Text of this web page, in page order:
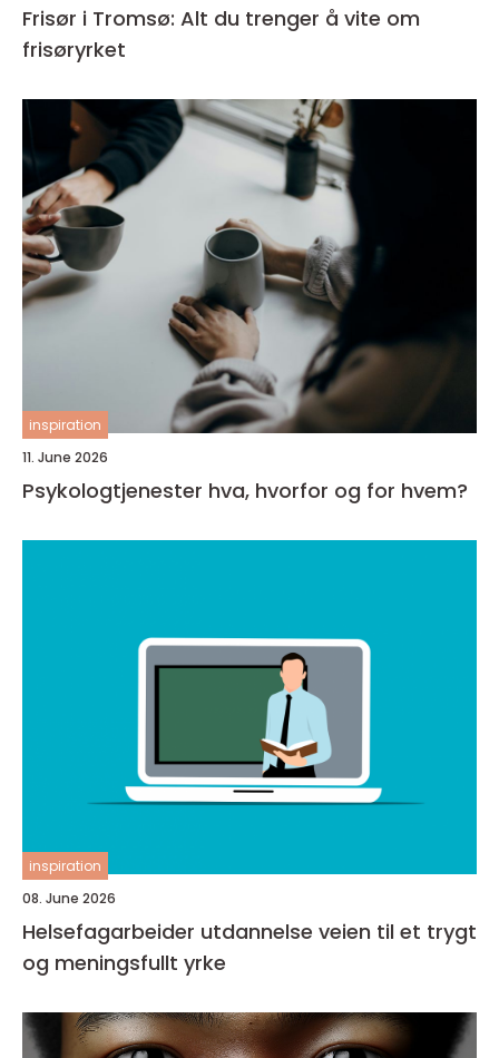
Frisør i Tromsø: Alt du trenger å vite om
frisøryrket
inspiration
11. June 2026
Psykologtjenester hva, hvorfor og for hvem?
inspiration
08. June 2026
Helsefagarbeider utdannelse veien til et trygt
og meningsfullt yrke